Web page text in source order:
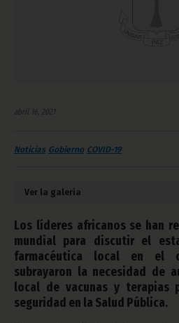
abril 16, 2021
Noticias Gobierno COVID-19
Ver la galería
Los líderes africanos se han
mundial para discutir el
farmacéutica local en el
subrayaron la necesidad de
local de vacunas y terapias
seguridad en la Salud Pública.